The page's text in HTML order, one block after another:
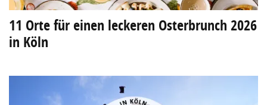
11 Orte für einen leckeren Osterbrunch 2026
in Köln